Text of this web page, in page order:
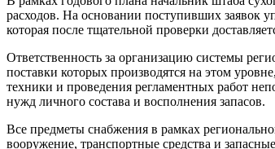
расходов. На основании поступивших заявок
которая после тщательной проверки
Ответственность за организацию системы
поставки которых производятся на этом
техники и проведения регламентных работ
нужд личного состава и восполнения запасов.
Все предметы снабжения в рамках
вооружение, транспортные средства и